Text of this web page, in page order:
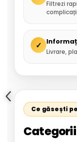
Filtrezi
✓
Livrare,
Ce găsești